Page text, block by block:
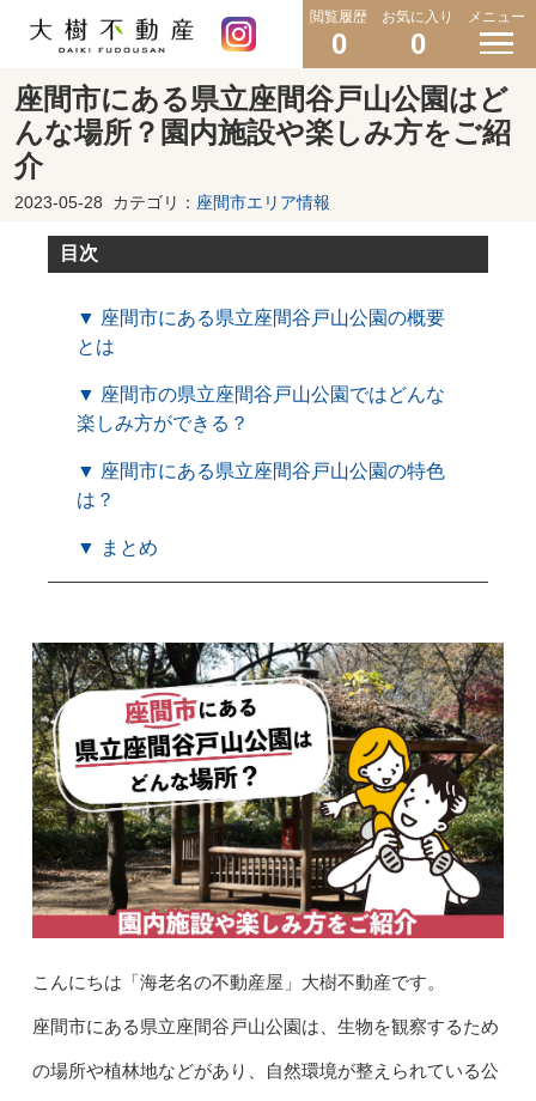
閲覧履歴
0
お気に入り
0
メニュー
座間市にある県立座間谷戸山公園はど
んな場所？園内施設や楽しみ方をご紹
介
2023-05-28 カテゴリ： 座間市エリア情報
目次
▼ 座間市にある県立座間谷戸山公園の概要
とは
▼ 座間市の県立座間谷戸山公園ではどんな
楽しみ方ができる？
▼ 座間市にある県立座間谷戸山公園の特色
は？
▼ まとめ
こんにちは「海老名の不動産屋」大樹不動産です。
座間市にある県立座間谷戸山公園は、生物を観察するため
の場所や植林地などがあり、自然環境が整えられている公